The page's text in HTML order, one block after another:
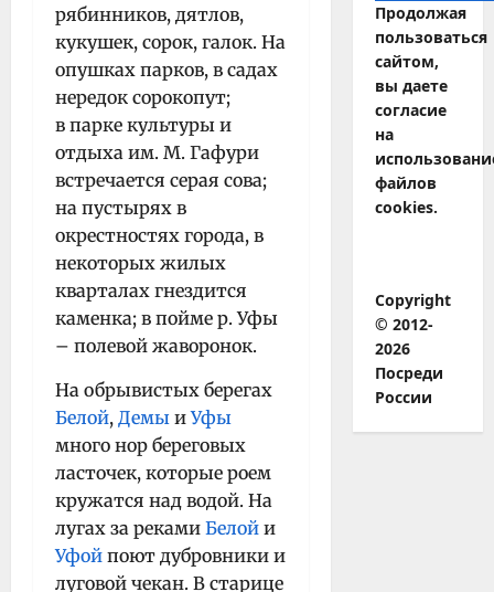
рябинников, дятлов,
кукушек, сорок, галок. На
опушках парков, в садах
нередок сорокопут;
в парке культуры и
отдыха им. М. Гафури
встречается серая сова;
на пустырях в
окрестностях города, в
некоторых жилых
кварталах гнездится
каменка; в пойме р. Уфы
– полевой жаворонок.
На обрывистых берегах
Белой, Демы иУфы
много нор береговых
ласточек, которые роем
кружатся над водой. На
лугах за реками Белой и
Уфой поют дубровники и
луговой чекан. В старице
Продолжая
пользоваться
сайтом,
вы даете
согласие
на
файлов
cookies.
Copyright
© 2012-
2026
Посреди
России